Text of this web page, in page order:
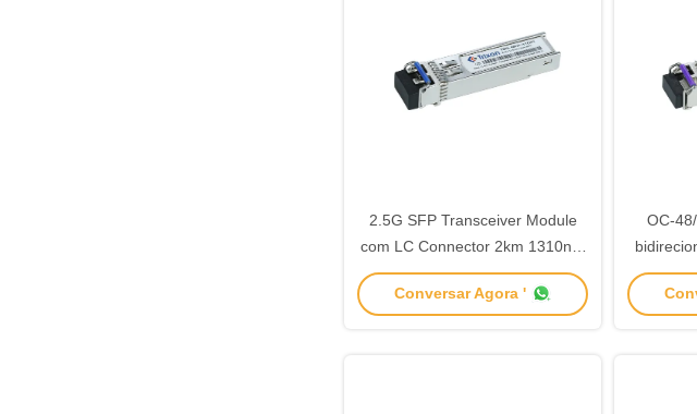
2.5G SFP Transceiver Module
com LC Connector 2km 1310nm
Industrial
Conversar Agora '
OC-